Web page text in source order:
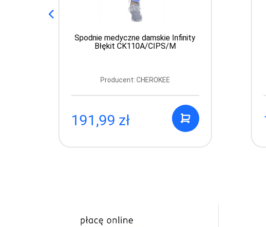
Spodnie medyczne damskie Infinity
Błękit CK110A/CIPS/M
Producent: CHEROKEE
191,99 zł